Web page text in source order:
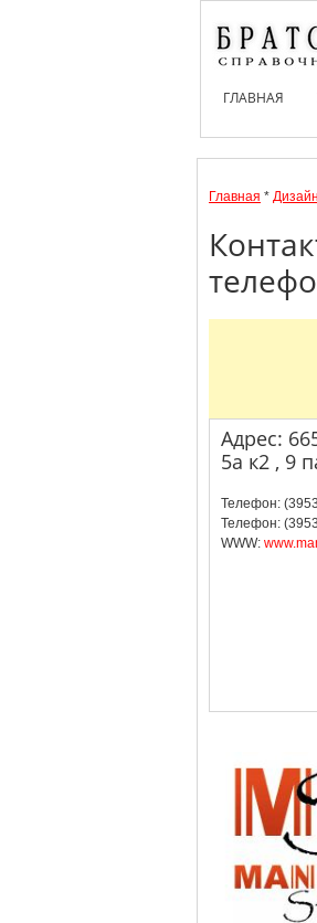
ГЛАВНАЯ
Главная *
Адрес:
5а к2 , 9
Телефон:
Телефон:
WWW: